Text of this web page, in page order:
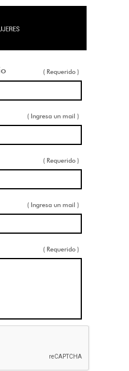
( Requerido )
( Ingresa un mail )
( Requerido )
( Ingresa un mail )
( Requerido )